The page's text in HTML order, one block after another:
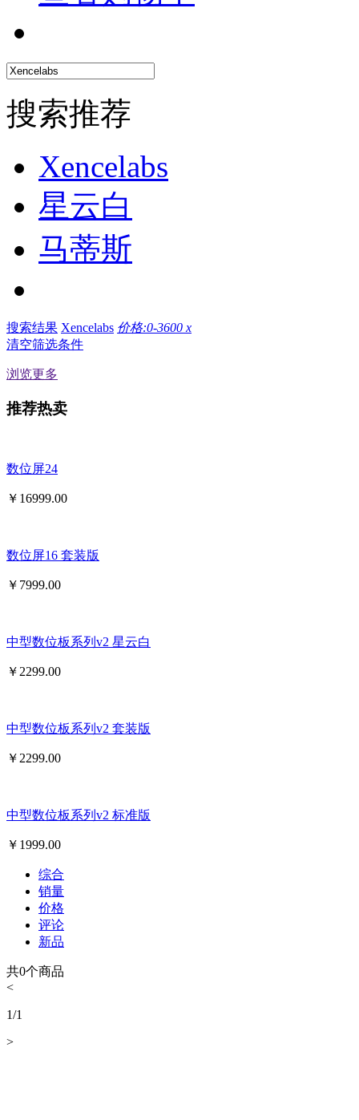
搜索推荐
Xencelabs
星云白
马蒂斯
搜索结果 Xencelabs 价格:0-3600 x
清空筛选条件
浏览更多
推荐热卖
数位屏24
￥ 16999.00
数位屏16 套装版
￥ 7999.00
中型数位板系列v2 星云白
￥2299.00
中型数位板系列v2 套装版
￥2299.00
中型数位板系列v2 标准版
￥ 1999.00
综合
销量
价格
评论
新品
共0个商品
<
1/1
>